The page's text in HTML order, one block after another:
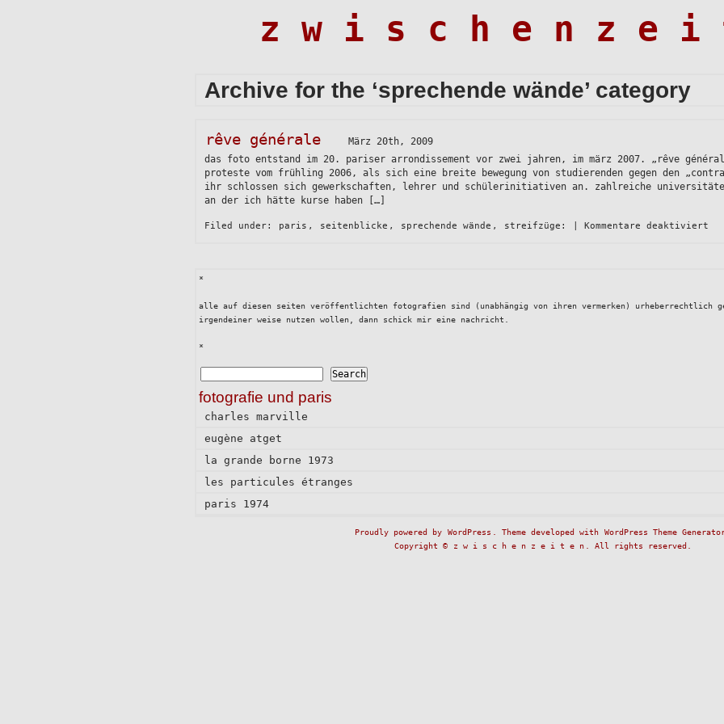
z w i s c h e n z e i
Archive for the ‘sprechende wände’ category
rêve générale
März 20th, 2009
das foto entstand im 20. pariser arrondissement vor zwei jahren, im märz 2007. „rêve
proteste vom frühling 2006, als sich eine breite bewegung von studierenden gegen den
ihr schlossen sich gewerkschaften, lehrer und schülerinitiativen an. zahlreiche
an der ich hätte kurse haben […]
Filed under: paris , seitenblicke , sprechende wände , streifzüge: Kommentare deaktiviertfür
*
alle auf diesen seiten veröffentlichten fotografien sind (unabhängig von ihren vermerken)
irgendeiner weise nutzen wollen, dann schick mir eine nachricht.
*
fotografie und paris
charles marville
eugène atget
la grande borne 1973
les particules étranges
paris 1974
Proudly powered by WordPress . Theme developed with WordPress Theme
Copyright ©
z w i s c h e n z e i t e n . All rights reserved.